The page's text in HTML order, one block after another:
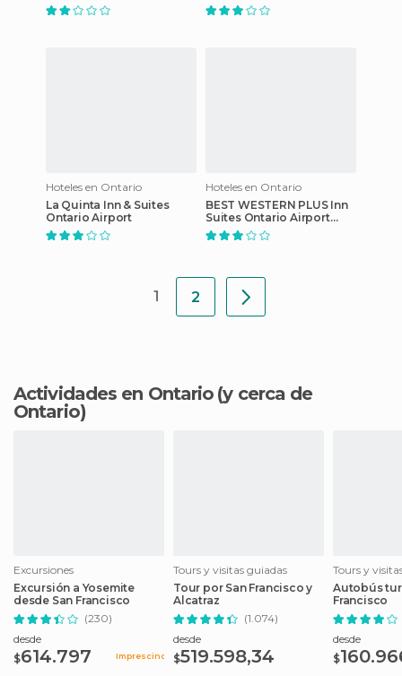
Hoteles en Ontario
La Quinta Inn & Suites
Ontario Airport
Hoteles en Ontario
BEST WESTERN PLUS Inn
Suites Ontario Airport
East Hotel & Suites
1 2
Actividades en Ontario (y cerca de
Ontario)
Excursiones
Excursión a Yosemite
desde San Francisco
(230)
desde
$614.797 Imprescindible
Tours y visitas guiadas
Tour por San Francisco y
Alcatraz
(1.074)
desde
$519.598,34
Tours y
Autobús
Francisco
desde
$